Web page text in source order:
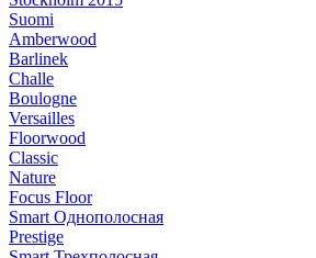
Suomi
Amberwood
Barlinek
Challe
Boulogne
Versailles
Floorwood
Classic
Nature
Focus Floor
Smart Однополосная
Prestige